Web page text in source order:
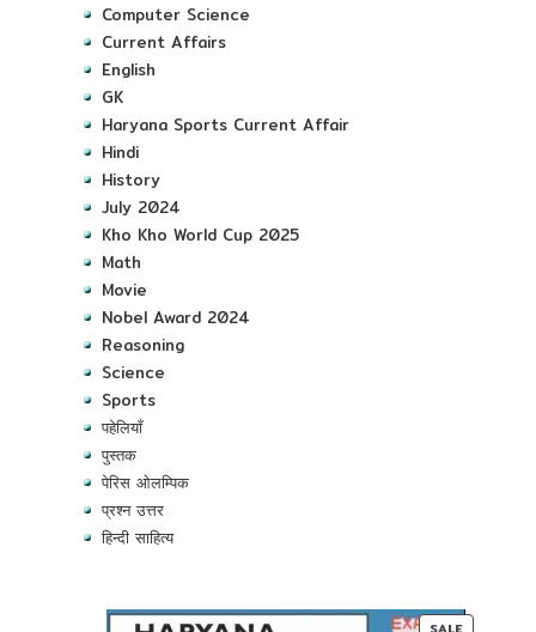
Computer Science
Current Affairs
English
GK
Haryana Sports Current Affair
Hindi
History
July 2024
Kho Kho World Cup 2025
Math
Movie
Nobel Award 2024
Reasoning
Science
Sports
पहेलियाँ
पुस्तक
पेरिस ओलम्पिक
प्रश्न उत्तर
हिन्दी साहित्य